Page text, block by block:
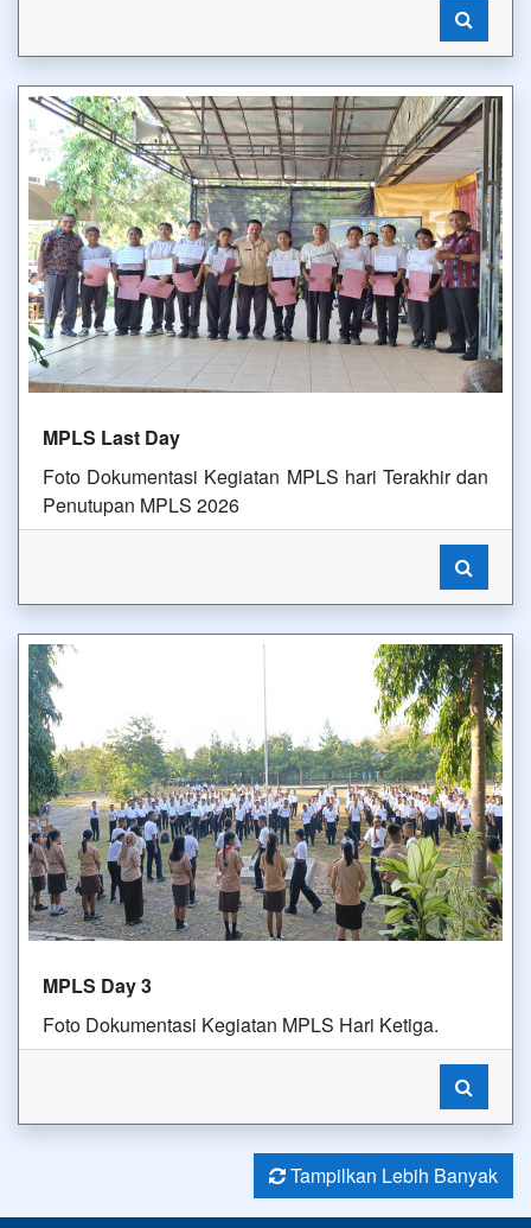
MPLS Last Day
Foto Dokumentasi Kegiatan MPLS hari Terakhir dan
Penutupan MPLS 2026
MPLS Day 3
Foto Dokumentasi Kegiatan MPLS Hari Ketiga.
Tampilkan Lebih Banyak